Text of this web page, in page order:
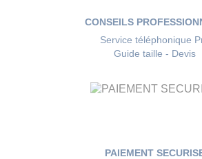
CONSEILS
Service téléphonique
Guide taille - Devis
PAIEMENT